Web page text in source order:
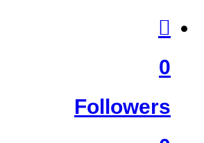
0
Followers